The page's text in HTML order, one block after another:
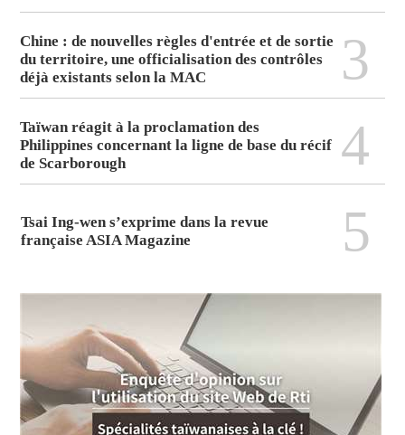
Chine : de nouvelles règles d'entrée et de sortie
du territoire, une officialisation des contrôles
déjà existants selon la MAC
3
Taïwan réagit à la proclamation des
Philippines concernant la ligne de base du récif
de Scarborough
4
Tsai Ing-wen s’exprime dans la revue
française ASIA Magazine
5